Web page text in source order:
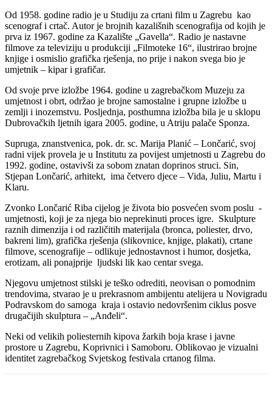
Od 1958. godine radio je u Studiju za crtani film u Zagrebu kao
scenograf i crtač. Autor je brojnih kazališnih scenografija od kojih je
prva iz 1967. godine za Kazalište „Gavella“. Radio je nastavne
filmove za televiziju u produkciji „Filmoteke 16“, ilustrirao brojne
knjige i osmislio grafička rješenja, no prije i nakon svega bio je
umjetnik – kipar i grafičar.
Od svoje prve izložbe 1964. godine u zagrebačkom Muzeju za
umjetnost i obrt, održao je brojne samostalne i grupne izložbe u
zemlji i inozemstvu. Posljednja, posthumna izložba bila je u sklopu
Dubrovačkih ljetnih igara 2005. godine, u Atriju palače Sponza.
Supruga, znanstvenica, pok. dr. sc. Marija Planić – Lončarić, svoj
radni vijek provela je u Institutu za povijest umjetnosti u Zagrebu do
1992. godine, ostavivši za sobom znatan doprinos struci. Sin,
Stjepan Lončarić, arhitekt, ima četvero djece – Vida, Juliu, Martu i
Klaru.
Zvonko Lončarić Riba cijelog je života bio posvećen svom poslu -
umjetnosti, koji je za njega bio neprekinuti proces igre. Skulpture
raznih dimenzija i od različitih materijala (bronca, poliester, drvo,
bakreni lim), grafička rješenja (slikovnice, knjige, plakati), crtane
filmove, scenografije – odlikuje jednostavnost i humor, dosjetka,
erotizam, ali ponajprije ljudski lik kao centar svega.
Njegovu umjetnost stilski je teško odrediti, neovisan o pomodnim
trendovima, stvarao je u prekrasnom ambijentu atelijera u Novigradu
Podravskom do samoga kraja i ostavio nedovršenim ciklus posve
drugačijih skulptura – „Anđeli“.
Neki od velikih poliesternih kipova žarkih boja krase i javne
prostore u Zagrebu, Koprivnici i Samoboru. Oblikovao je vizualni
identitet zagrebačkog Svjetskog festivala crtanog filma.